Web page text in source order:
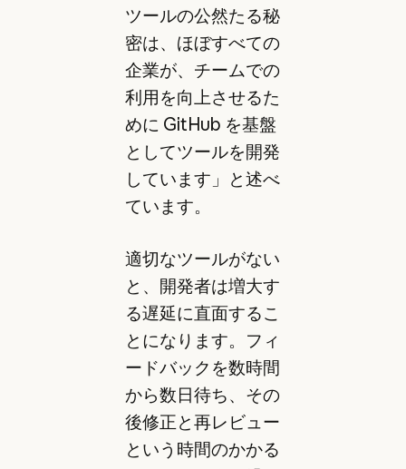
ツールの公然たる秘
密は、ほぼすべての
企業が、チームでの
利用を向上させるた
めに GitHub を基盤
としてツールを開発
しています」と述べ
ています。
適切なツールがない
と、開発者は増大す
る遅延に直面するこ
とになります。フィ
ードバックを数時間
から数日待ち、その
後修正と再レビュー
という時間のかかる